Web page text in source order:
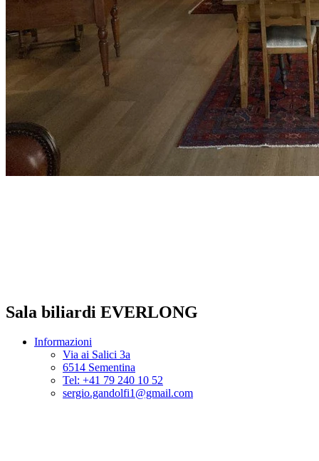
Sala biliardi EVERLONG
Informazioni
Via ai Salici 3a
6514 Sementina
Tel: +41 79 240 10 52
sergio.gandolfi1@gmail.com